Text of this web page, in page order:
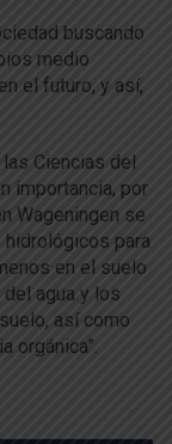
buscando
medio
el futuro, y así,
Ciencias del
importancia, por
Wageningen se
para
en el suelo
agua y los
así como
orgánica”.